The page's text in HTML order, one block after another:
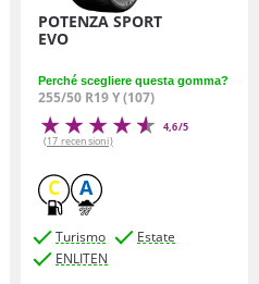
POTENZA SPORT
EVO
Perché scegliere questa gomma?
255/50 R19 Y (107)
4,6/5
(17 recensioni)
C A
Turismo
Estate
ENLITEN